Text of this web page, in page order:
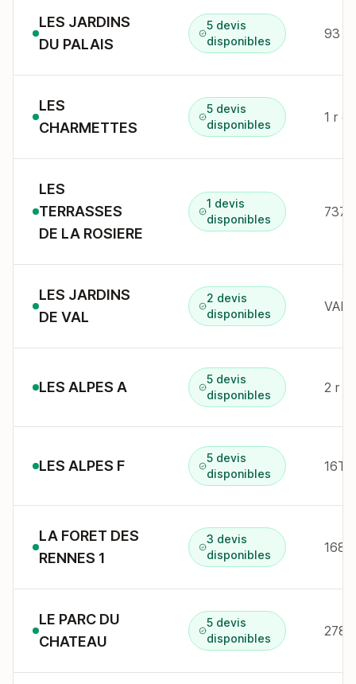
LES JARDINS
DU PALAIS
5 devis
disponibles
93
LES
CHARMETTES
5 devis
disponibles
1 r
LES
TERRASSES
DE LA ROSIERE
1 devis
disponibles
LES JARDINS
DE VAL
2 devis
disponibles
VAL
LES ALPES A
5 devis
disponibles
LES ALPES F
5 devis
disponibles
LA FORET DES
RENNES 1
3 devis
disponibles
LE PARC DU
CHATEAU
5 devis
disponibles
278